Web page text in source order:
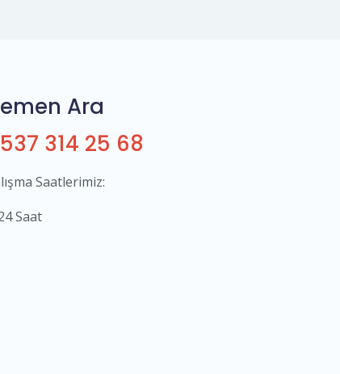
Ara
314 25 68
Saatlerimiz:
Saat